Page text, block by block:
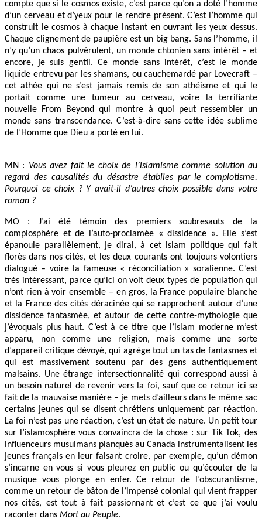
compte que si le cosmos existe, c’est parce qu’on a doté l’homme
d’un cerveau et d’yeux pour le rendre présent. C’est l’homme qui
construit le cosmos à chaque instant en ouvrant les yeux dessus.
Chaque clignement de paupière est un big bang. Sans l’homme, il
n’y qu’un chaos pulvérulent, un monde chtonien sans intérêt – et
encore, je suis gentil. Ce monde sans intérêt, c’est le monde
liquide entrevu par les shamans, ou cauchemardé par Lovecraft –
cet athée qui ne s’est jamais remis de son athéisme et qui le
portait comme une tumeur au cerveau, voire la terrifiante
nouvelle From Beyond qui montre à quoi peut ressembler un
monde sans transcendance. C’est-à-dire sans cette idée sublime
de l’Homme que Dieu a porté en lui.
MN : Vous avez fait le choix de l’islamisme comme solution au
regard des causalités du désastre établies par le complotisme.
Pourquoi ce choix ? Y avait-il d’autres choix possible dans votre
roman ?
MO : J’ai été témoin des premiers soubresauts de la
complosphère et de l’auto-proclamée « dissidence ». Elle s’est
épanouie parallèlement, je dirai, à cet islam politique qui fait
florès dans nos cités, et les deux courants ont toujours volontiers
dialogué – voire la fameuse « réconciliation » soralienne. C’est
très intéressant, parce qu’ici on voit deux types de population qui
n’ont rien à voir ensemble – en gros, la France populaire blanche
et la France des cités déracinée qui se rapprochent autour d’une
dissidence fantasmée, et autour de cette contre-mythologie que
j’évoquais plus haut. C’est à ce titre que l’islam moderne m’est
apparu, non comme une religion, mais comme une sorte
d’appareil critique dévoyé, qui agrège tout un tas de fantasmes et
qui est massivement soutenu par des gens authentiquement
malsains. Une étrange intersectionnalité qui correspond aussi à
un besoin naturel de revenir vers la foi, sauf que ce retour ici se
fait de la mauvaise manière – je mets d’ailleurs dans le même sac
certains jeunes qui se disent chrétiens uniquement par réaction.
La foi n’est pas une réaction, c’est un état de nature. Un petit tour
sur l’islamosphère vous convaincra de la chose : sur Tik Tok, des
influenceurs musulmans planqués au Canada instrumentalisent les
jeunes français en leur faisant croire, par exemple, qu’un démon
s’incarne en vous si vous pleurez en public ou qu’écouter de la
musique vous plonge en enfer. Ce retour de l’obscurantisme,
comme un retour de bâton de l’impensé colonial qui vient frapper
nos cités, est tout à fait passionnant et c’est ce que j’ai voulu
raconter dans Mort au Peuple.